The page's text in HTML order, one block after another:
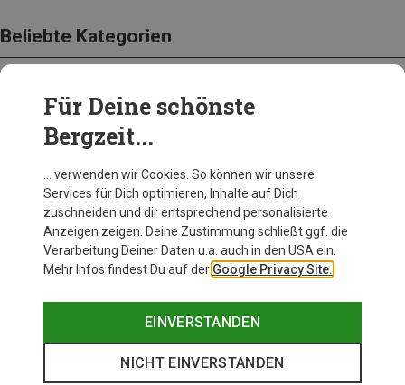
Beliebte Kategorien
BEKLEIDUNG
Für Deine schönste
Bergzeit...
… verwenden wir Cookies. So können wir unsere
Services für Dich optimieren, Inhalte auf Dich
zuschneiden und dir entsprechend personalisierte
Anzeigen zeigen. Deine Zustimmung schließt ggf. die
Verarbeitung Deiner Daten u.a. auch in den USA ein.
Mehr Infos findest Du auf der Google Privacy Site.
EINVERSTANDEN
NICHT EINVERSTANDEN